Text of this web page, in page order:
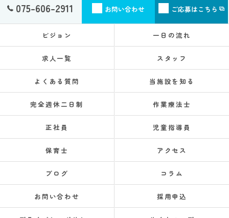
075-606-2911 お問い合わせ ご応募はこちら
ビジョン 一日の流れ
求人一覧 スタッフ
よくある質問 当施設を知る
完全週休二日制 作業療法士
正社員 児童指導員
保育士 アクセス
ブログ コラム
お問い合わせ 採用申込